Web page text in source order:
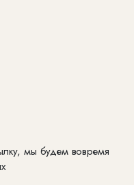
мы будем вовремя